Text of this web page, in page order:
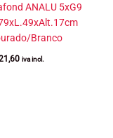
ANALU 5xG9
Branco
iva incl.